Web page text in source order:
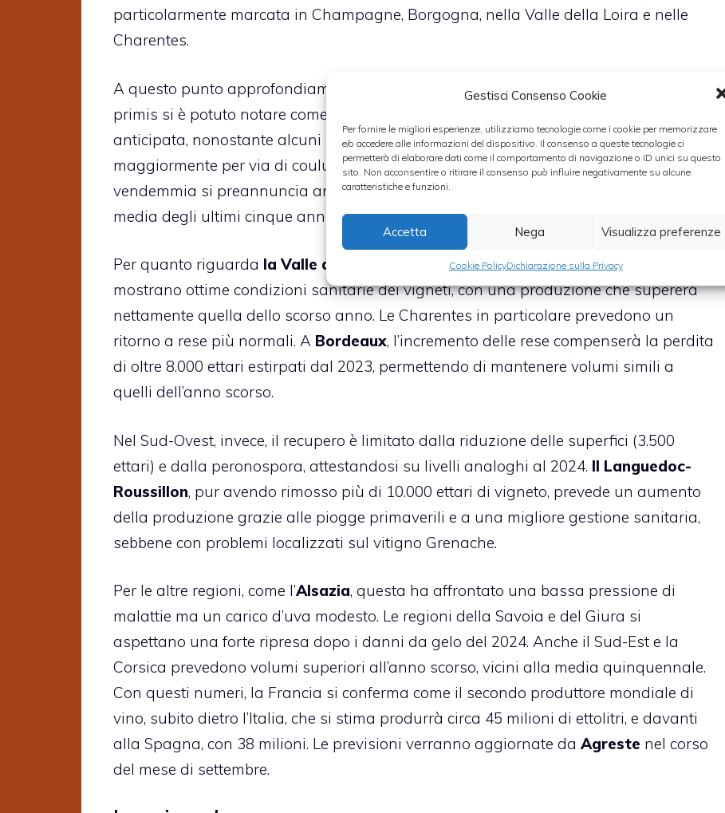
Gestisci Consenso Cookie
Per fornire le migliori esperienze, utilizziamo tecnologie come i cookie per memorizzare
e/o accedere alle informazioni del dispositivo. Il consenso a queste tecnologie ci
permetterà di elaborare dati come il comportamento di navigazione o ID unici su questo
sito. Non acconsentire o ritirare il consenso può influire negativamente su alcune
caratteristiche e funzioni.
Accetta Nega Visualizza preferenze
Cookie PolicyDichiarazione sulla Privacy
particolarmente marcata in Champagne, Borgogna, nella Valle della Loira e nelle
Charentes.
A questo punto approfondiamo quanto accaduto nelle regioni vinicole francesi. In
primis si è potuto notare come la
anticipata, nonostante alcuni danni da grandine, mentre ilBeaujolaisha sofferto
maggiormente per via di coulure, peronospora e grandine. In Champagne, la
vendemmia si preannuncia anticipata e con volumi superiori al 2024, in linea con la
media degli ultimi cinque anni.
Per quanto riguarda la Valle della Loira e Charentes,qui entrambe le regioni
mostrano ottime condizioni sanitarie dei vigneti, con una produzione che supererà
nettamente quella dello scorso anno. Le Charentes in particolare prevedono un
ritorno a rese più normali. A Bordeaux, l’incremento delle rese compenserà la perdita
di oltre 8.000 ettari estirpati dal 2023, permettendo di mantenere volumi simili a
quelli dell’anno scorso.
Nel Sud-Ovest, invece, il recupero è limitato dalla riduzione delle superfici (3.500
ettari) e dalla peronospora, attestandosi su livelli analoghi al 2024. Il Languedoc-
Roussillon, pur avendo rimosso più di 10.000 ettari di vigneto, prevede un aumento
della produzione grazie alle piogge primaverili e a una migliore gestione sanitaria,
sebbene con problemi localizzati sul vitigno Grenache.
Per le altre regioni, come l’Alsazia, questa ha affrontato una bassa pressione di
malattie ma un carico d’uva modesto. Le regioni della Savoia e del Giura si
aspettano una forte ripresa dopo i danni da gelo del 2024. Anche il Sud-Est e la
Corsica prevedono volumi superiori all’anno scorso, vicini alla media quinquennale.
Con questi numeri, la Francia si conferma come il secondo produttore mondiale di
vino, subito dietro l’Italia, che si stima produrrà circa 45 milioni di ettolitri, e davanti
alla Spagna, con 38 milioni. Le previsioni verranno aggiornate da Agreste nel corso
del mese di settembre.